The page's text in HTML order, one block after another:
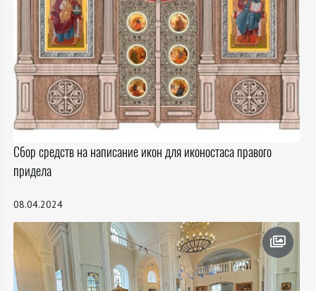
Сбор средств на написание икон для иконостаса правого
придела
08.04.2024